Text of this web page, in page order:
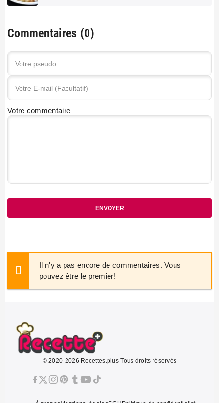
Commentaires (0)
Votre commentaire
ENVOYER
Il n'y a pas encore de commentaires. Vous
pouvez être le premier!
© 2020-2026 Recettes.plus Tous droits réservés